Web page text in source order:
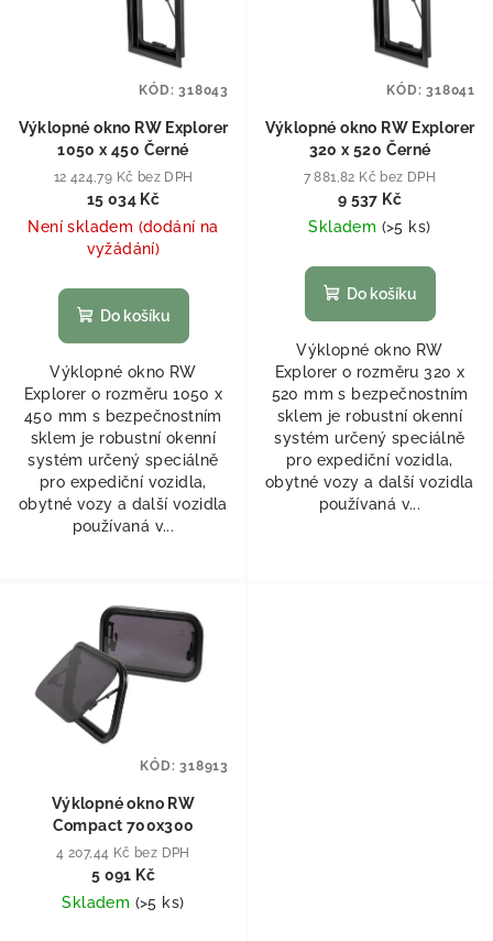
Výklopné okno RW Explorer
1050 x 450 Černé
12 424,79 Kč bez DPH
15 034 Kč
Není skladem (dodání na
vyžádání)
Do košíku
Výklopné okno RW
Explorer o rozměru 1050 x
450 mm s bezpečnostním
sklem je robustní okenní
systém určený speciálně
pro expediční vozidla,
obytné vozy a další vozidla
používaná v...
KÓD:318043
Výklopné okno RW Explorer
320 x 520 Černé
7 881,82 Kč bez DPH
9 537 Kč
Skladem (>5 ks)
Do košíku
Výklopné okno RW
Explorer o rozměru 320 x
520 mm s bezpečnostním
sklem je robustní okenní
systém určený speciálně
pro expediční vozidla,
obytné vozy a další vozidla
používaná v...
KÓD:318041
Výklopné okno RW
Compact 700x300
4 207,44 Kč bez DPH
5 091 Kč
Skladem (>5 ks)
KÓD:318913